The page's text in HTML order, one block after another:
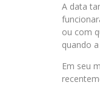
A data
ou com
quando
Em seu